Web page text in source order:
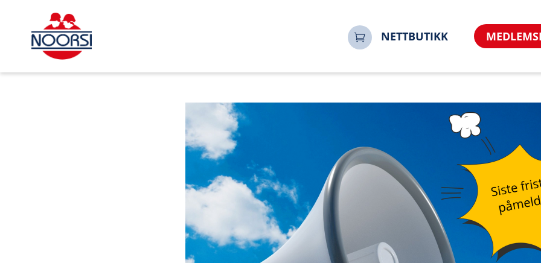
NETTBUTIKK